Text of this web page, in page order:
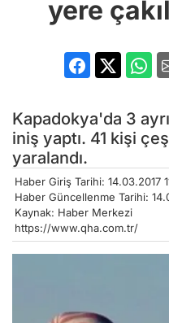
yere
Kapadokya'da 3
iniş yaptı. 41 kişi
yaralandı.
Haber Giriş Tarihi: 14.03.2017
Haber Güncellenme Tarihi:
Kaynak: Haber Merkezi
https://www.qha.com.tr/